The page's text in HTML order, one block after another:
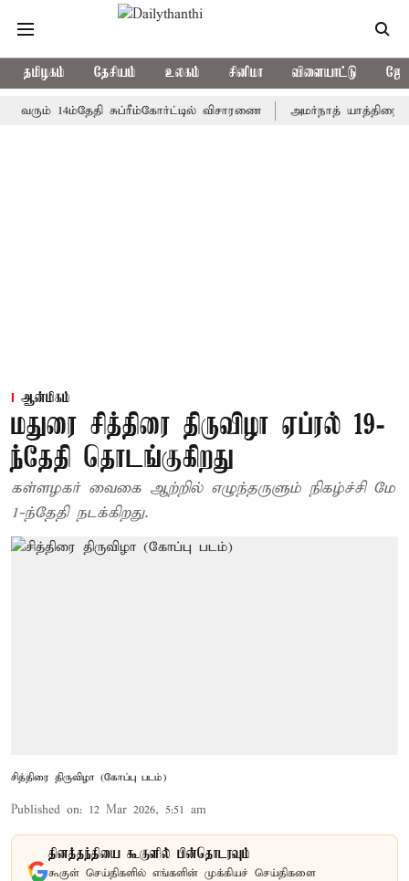
தமிழகம் தேசியம் உலகம் சினிமா விளையாட்டு
14ம்தேதி சுப்ரீம்கோர்ட்டில் விசாரணை அமர்நாத் யாத்திரை
ஆன்மிகம்
மதுரை சித்திரை திருவிழா ஏப்ரல் 19-
ந்தேதி தொடங்குகிறது
கள்ளழகர் வைகை ஆற்றில் எழுந்தருளும் நிகழ்ச்சி மே
1-ந்தேதி நடக்கிறது.
சித்திரை திருவிழா (கோப்பு படம்)
Published on: 12 Mar 2026, 5:51 am
தினத்தந்தியை கூகுளில் பின்தொடரவும்
கூகுள் செய்திகளில் எங்களின் முக்கியச் செய்திகளை